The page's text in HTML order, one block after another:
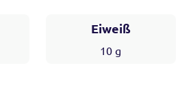
Eiweiß
10 g